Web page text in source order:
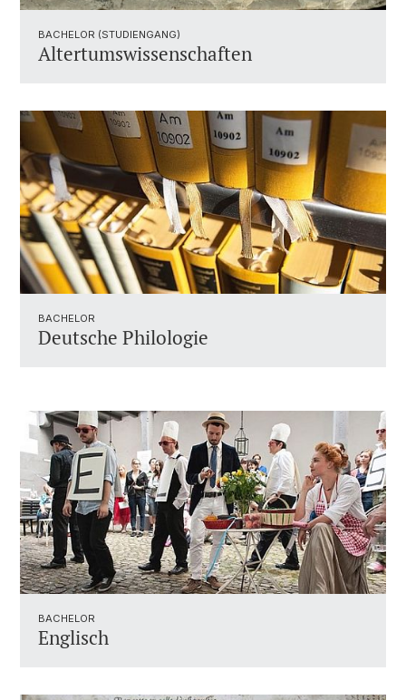
BACHELOR (STUDIENGANG)
Altertumswissenschaften
BACHELOR
Deutsche Philologie
BACHELOR
Englisch